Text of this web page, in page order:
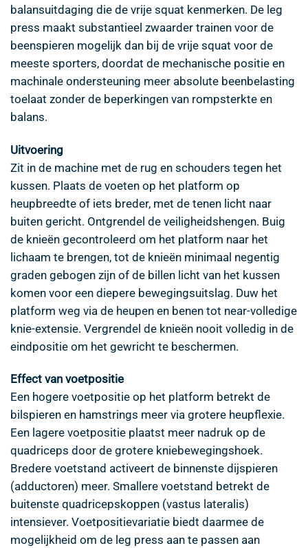
balansuitdaging die de vrije squat kenmerken. De leg
press maakt substantieel zwaarder trainen voor de
beenspieren mogelijk dan bij de vrije squat voor de
meeste sporters, doordat de mechanische positie en
machinale ondersteuning meer absolute beenbelasting
toelaat zonder de beperkingen van rompsterkte en
balans.
Uitvoering
Zit in de machine met de rug en schouders tegen het
kussen. Plaats de voeten op het platform op
heupbreedte of iets breder, met de tenen licht naar
buiten gericht. Ontgrendel de veiligheidshengen. Buig
de knieën gecontroleerd om het platform naar het
lichaam te brengen, tot de knieën minimaal negentig
graden gebogen zijn of de billen licht van het kussen
komen voor een diepere bewegingsuitslag. Duw het
platform weg via de heupen en benen tot near-volledige
knie-extensie. Vergrendel de knieën nooit volledig in de
eindpositie om het gewricht te beschermen.
Effect van voetpositie
Een hogere voetpositie op het platform betrekt de
bilspieren en hamstrings meer via grotere heupflexie.
Een lagere voetpositie plaatst meer nadruk op de
quadriceps door de grotere kniebewegingshoek.
Bredere voetstand activeert de binnenste dijspieren
(adductoren) meer. Smallere voetstand betrekt de
buitenste quadricepskoppen (vastus lateralis)
intensiever. Voetpositievariatie biedt daarmee de
mogelijkheid om de leg press aan te passen aan